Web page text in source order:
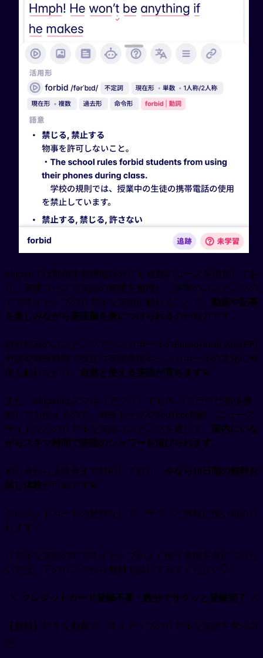
Migakuでは動画学習機能以外にも複数のコースを用意してお
り、基礎コースで英語の基礎を整理し、実際のコンテンツの
中でネイティブのリアルな英語に触れることで、 動画や記事
を楽しみながら英語脳を身につけられるのが魅力です。
自分好みのコンテンツでシンガポールのEmployment Pass(EP)
申請や海外就職で役立つ英語表現やシンガポールの文化に何
度も触れながら、
自然と使える英語が育ちます💫
また、Migakuはスマホ（アプリ）でもPC（ブラウザ拡張機
能）でも使えるので、海外ドラマやYouTube動画、ニュース
サイトなどのリアルな英語コンテンツを通して、
国内にいな
がらスキマ時間で英語のシャワーを浴びられます。
初心者から上級者まで対応しており、 今なら10日間の無料お
試し体験が可能です💫
クレジットカードの登録なしで、サクッと気軽に使い始めら
れます！
リアルな英語の中でネイティブがよく使う表現を身につけた
い方は、下のリンクから無料で試してみてください👇✨
＼ クレジットカード登録不要・数分でサクッと登録完了 ／
【無料】好きな動画で、ネイティブのリアルな英語を学ぶ📺
✏️